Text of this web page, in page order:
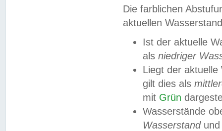
Die farblichen
aktuellen
Ist der aktuelle
als niedriger
Liegt der
gilt dies als
mit Grün
Wasserstände
Wasserstandund